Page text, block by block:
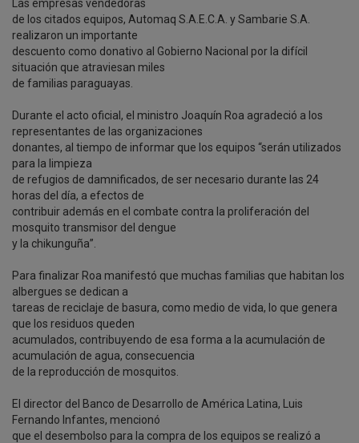
Las empresas vendedoras
de los citados equipos, Automaq S.A.E.C.A. y Sambarie S.A.
realizaron un importante
descuento como donativo al Gobierno Nacional por la difícil
situación que atraviesan miles
de familias paraguayas.
Durante el acto oficial, el ministro Joaquín Roa agradeció a los
representantes de las organizaciones
donantes, al tiempo de informar que los equipos “serán utilizados
para la limpieza
de refugios de damnificados, de ser necesario durante las 24
horas del día, a efectos de
contribuir además en el combate contra la proliferación del
mosquito transmisor del dengue
y la chikunguña”.
Para finalizar Roa manifestó que muchas familias que habitan los
albergues se dedican a
tareas de reciclaje de basura, como medio de vida, lo que genera
que los residuos queden
acumulados, contribuyendo de esa forma a la acumulación de
acumulación de agua, consecuencia
de la reproducción de mosquitos.
El director del Banco de Desarrollo de América Latina, Luis
Fernando Infantes, mencionó
que el desembolso para la compra de los equipos se realizó a